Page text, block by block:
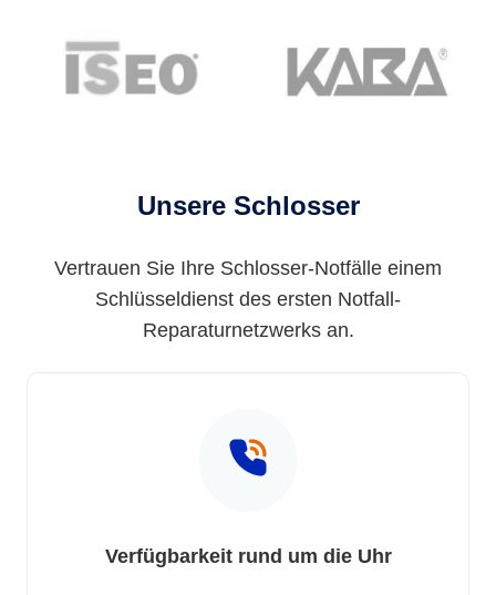
Unsere Schlosser
Vertrauen Sie Ihre Schlosser-Notfälle einem
Schlüsseldienst des ersten Notfall-
Reparaturnetzwerks an.
Verfügbarkeit rund um die Uhr